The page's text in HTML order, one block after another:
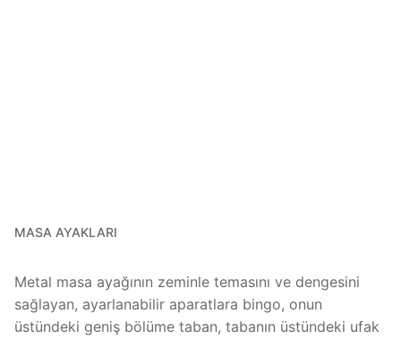
MASA AYAKLARI
Metal masa ayağının zeminle temasını ve dengesini
sağlayan, ayarlanabilir aparatlara bingo, onun
üstündeki geniş bölüme taban, tabanın üstündeki ufak